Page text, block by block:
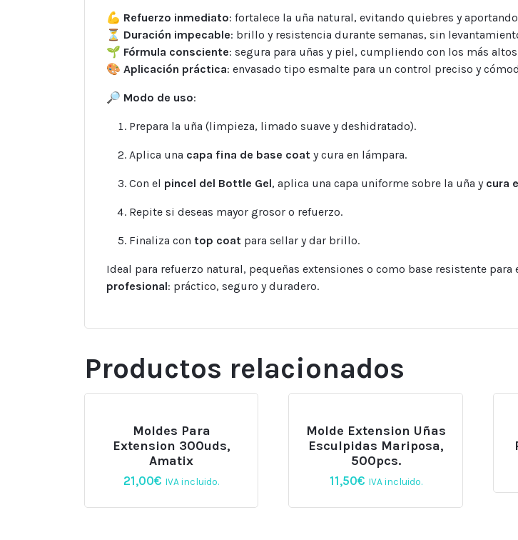
💪 Refuerzo inmediato: fortalece la uña natural, evitando quiebres y
⏳ Duración impecable: brillo y resistencia durante semanas, sin
🌱 Fórmula consciente: segura para uñas y piel, cumpliendo con los más
🎨 Aplicación práctica: envasado tipo esmalte para un control preciso y
🔎 Modo de uso:
Prepara la uña (limpieza, limado suave y deshidratado).
Aplica una capa fina de base coat y cura en lámpara.
Con el pincel del Bottle Gel, aplica una capa uniforme sobre la uña y cura
Repite si deseas mayor grosor o refuerzo.
Finaliza con top coat para sellar y dar brillo.
Ideal para refuerzo natural, pequeñas extensiones o como base resistente para
profesional: práctico, seguro y duradero.
Productos relacionados
Moldes Para
Extension 300uds,
Amatix
21,00€ IVA incluido.
Molde Extension Uñas
Esculpidas Mariposa,
500pcs.
11,50€ IVA incluido.